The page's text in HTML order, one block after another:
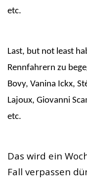
etc.
Last, but not least
Rennfahrern zu
Bovy, Vanina Ickx,
Lajoux, Giovanni
etc.
Das wird ein
Fall verpassen